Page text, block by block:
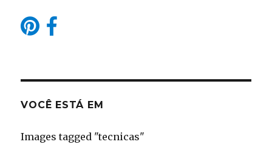
VOCÊ ESTÁ EM
Images tagged "tecnicas"